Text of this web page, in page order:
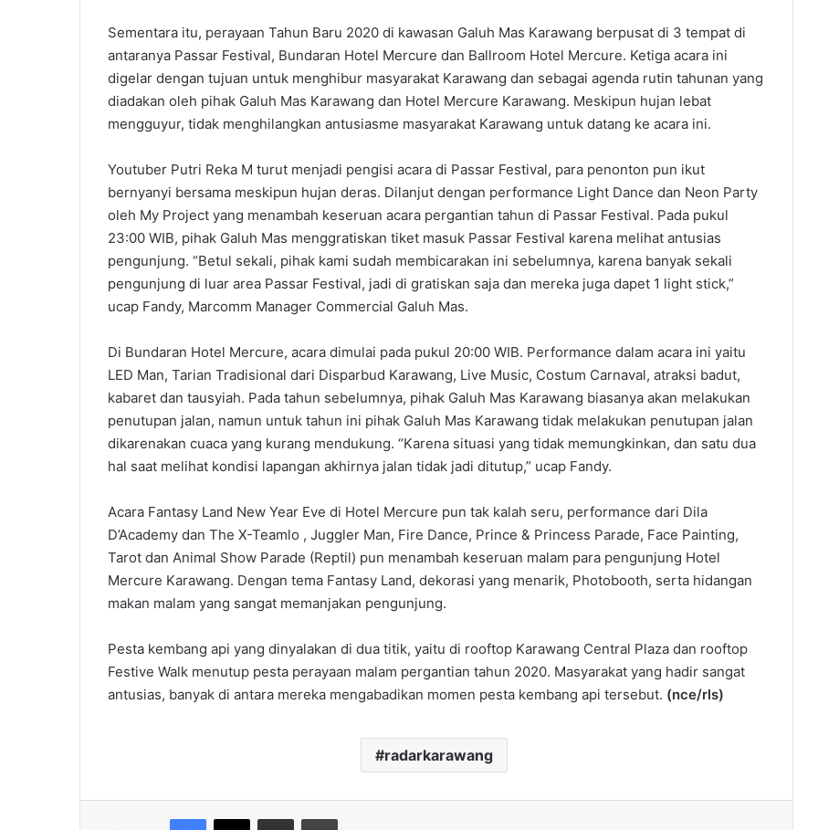
Sementara itu, perayaan Tahun Baru 2020 di kawasan Galuh Mas Karawang berpusat di 3 tempat di
antaranya Passar Festival, Bundaran Hotel Mercure dan Ballroom Hotel Mercure. Ketiga acara ini
digelar dengan tujuan untuk menghibur masyarakat Karawang dan sebagai agenda rutin tahunan yang
diadakan oleh pihak Galuh Mas Karawang dan Hotel Mercure Karawang. Meskipun hujan lebat
mengguyur, tidak menghilangkan antusiasme masyarakat Karawang untuk datang ke acara ini.
Youtuber Putri Reka M turut menjadi pengisi acara di Passar Festival, para penonton pun ikut
bernyanyi bersama meskipun hujan deras. Dilanjut dengan performance Light Dance dan Neon Party
oleh My Project yang menambah keseruan acara pergantian tahun di Passar Festival. Pada pukul
23:00 WIB, pihak Galuh Mas menggratiskan tiket masuk Passar Festival karena melihat antusias
pengunjung. “Betul sekali, pihak kami sudah membicarakan ini sebelumnya, karena banyak sekali
pengunjung di luar area Passar Festival, jadi di gratiskan saja dan mereka juga dapet 1 light stick,”
ucap Fandy, Marcomm Manager Commercial Galuh Mas.
Di Bundaran Hotel Mercure, acara dimulai pada pukul 20:00 WIB. Performance dalam acara ini yaitu
LED Man, Tarian Tradisional dari Disparbud Karawang, Live Music, Costum Carnaval, atraksi badut,
kabaret dan tausyiah. Pada tahun sebelumnya, pihak Galuh Mas Karawang biasanya akan melakukan
penutupan jalan, namun untuk tahun ini pihak Galuh Mas Karawang tidak melakukan penutupan jalan
dikarenakan cuaca yang kurang mendukung. “Karena situasi yang tidak memungkinkan, dan satu dua
hal saat melihat kondisi lapangan akhirnya jalan tidak jadi ditutup,” ucap Fandy.
Acara Fantasy Land New Year Eve di Hotel Mercure pun tak kalah seru, performance dari Dila
D’Academy dan The X-Teamlo , Juggler Man, Fire Dance, Prince & Princess Parade, Face Painting,
Tarot dan Animal Show Parade (Reptil) pun menambah keseruan malam para pengunjung Hotel
Mercure Karawang. Dengan tema Fantasy Land, dekorasi yang menarik, Photobooth, serta hidangan
makan malam yang sangat memanjakan pengunjung.
Pesta kembang api yang dinyalakan di dua titik, yaitu di rooftop Karawang Central Plaza dan rooftop
Festive Walk menutup pesta perayaan malam pergantian tahun 2020. Masyarakat yang hadir sangat
antusias, banyak di antara mereka mengabadikan momen pesta kembang api tersebut. (nce/rls)
radarkarawang
Facebook
X Share via Email Print